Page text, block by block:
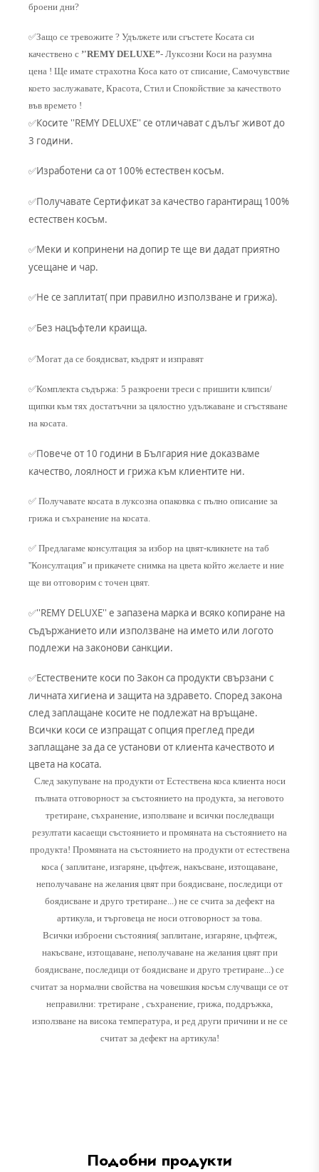
броени дни?
✅Защо се тревожите ? Удължете или сгъстете Косата си
качествено с ’'REMY DELUXE’’- Луксозни Коси на разумна
цена ! Ще имате страхотна Коса като от списание, Самочувствие
което заслужавате, Красота, Стил и Спокойствие за качеството
във времето !
✅Косите ''REMY DELUXE'' се отличават с дълъг живот до
3 години.
✅Изработени са от 100% естествен косъм.
✅Получавате Сертификат за качество гарантиращ 100%
естествен косъм.
✅Меки и копринени на допир те ще ви дадат приятно
усещане и чар.
✅Не се заплитат( при правилно използване и грижа).
✅Без нацъфтели краища.
✅Могат да се боядисват, къдрят и изправят
✅Комплекта съдържа: 5 разкроени треси с пришити клипси/
щипки към тях достатъчни за цялостно удължаване и сгъстяване
на косата.
✅Повече от 10 години в България ние доказваме
качество, лоялност и грижа към клиентите ни.
✅ Получавате косата в луксозна опаковка с пълно описание за
грижа и съхранение на косата.
✅ Предлагаме консултация за избор на цвят-кликнете на таб
''Консултация'' и прикачете снимка на цвета който желаете и ние
ще ви отговорим с точен цвят.
✅''REMY DELUXE'' е запазена марка и всяко копиране на
съдържанието или използване на името или логото
подлежи на законови санкции.
✅Естествените коси по Закон са продукти свързани с
личната хигиена и защита на здравето. Според закона
след заплащане косите не подлежат на връщане.
Всички коси се изпращат с опция преглед преди
заплащане за да се установи от клиента качеството и
цвета на косата.
След закупуване на продукти от Естествена коса клиента носи
пълната отговорност за състоянието на продукта, за неговото
третиране, съхранение, използване и всички последващи
резултати касаещи състоянието и промяната на състоянието на
продукта! Промяната на състоянието на продукти от естествена
коса ( заплитане, изгаряне, цъфтеж, накъсване, изтощаване,
неполучаване на желания цвят при боядисване, последици от
боядисване и друго третиране...) не се счита за дефект на
артикула, и търговеца не носи отговорност за това.
Всички изброени състояния( заплитане, изгаряне, цъфтеж,
накъсване, изтощаване, неполучаване на желания цвят при
боядисване, последици от боядисване и друго третиране...) се
считат за нормални свойства на човешкия косъм случващи се от
неправилни: третиране , съхранение, грижа, поддръжка,
използване на висока температура, и ред други причини и не се
считат за дефект на артикула!
Подобни продукти